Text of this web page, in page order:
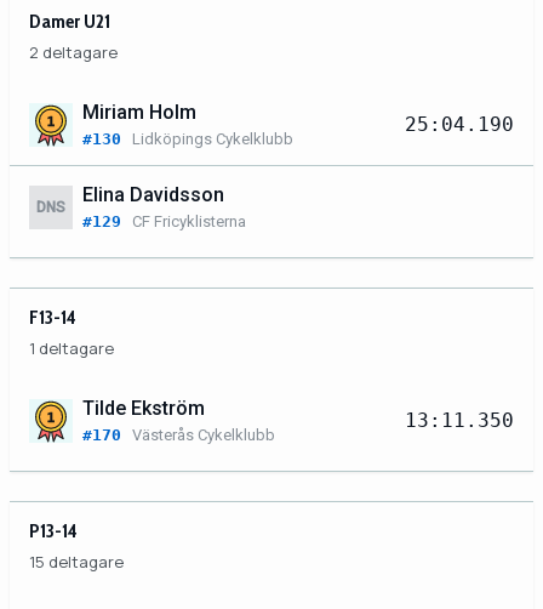
Damer U21
2 deltagare
Miriam Holm
#130 Lidköpings Cykelklubb
25:04.190
DNS
Elina Davidsson
#129 CF Fricyklisterna
F13-14
1 deltagare
Tilde Ekström
#170 Västerås Cykelklubb
13:11.350
P13-14
15 deltagare